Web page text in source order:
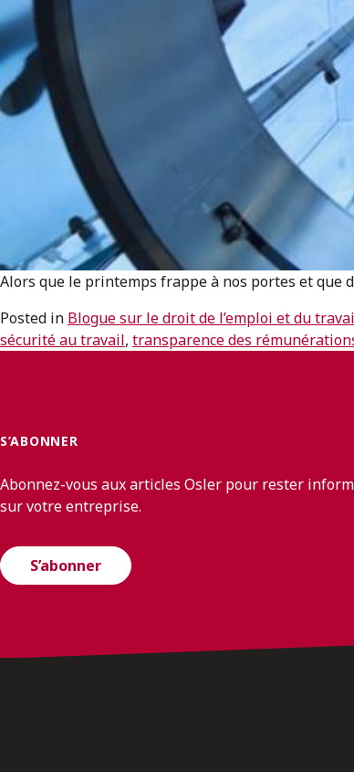
Alors que le printemps frappe à nos portes et que
Posted in Blogue sur le droit de l’emploi et du
sécurité au travail, transparence des
S’ABONNER
Abonnez-vous aux articles Osler pour rester
sur votre entreprise.
S’abonner